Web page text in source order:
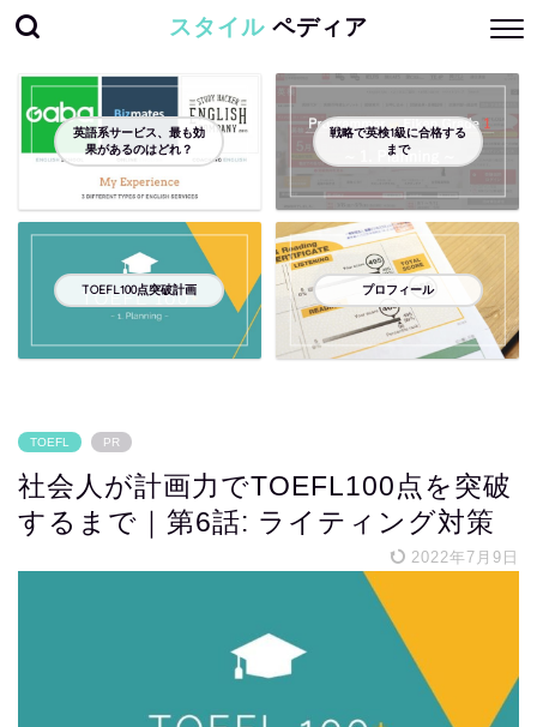
スタイル ペディア
英語系サービス、最も効
果があるのはどれ？
戦略で英検1級に合格する
まで
TOEFL100点突破計画 プロフィール
TOEFL PR
社会人が計画力でTOEFL100点を突破
するまで｜第6話: ライティング対策
2022年7月9日